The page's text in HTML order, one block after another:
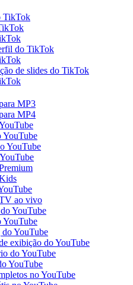
TikTok
do TikTok
de slides do TikTok
MP3
MP4
YouTube
YouTube
ao vivo
YouTube
YouTube
do YouTube
exibição do YouTube
do YouTube
YouTube
no YouTube